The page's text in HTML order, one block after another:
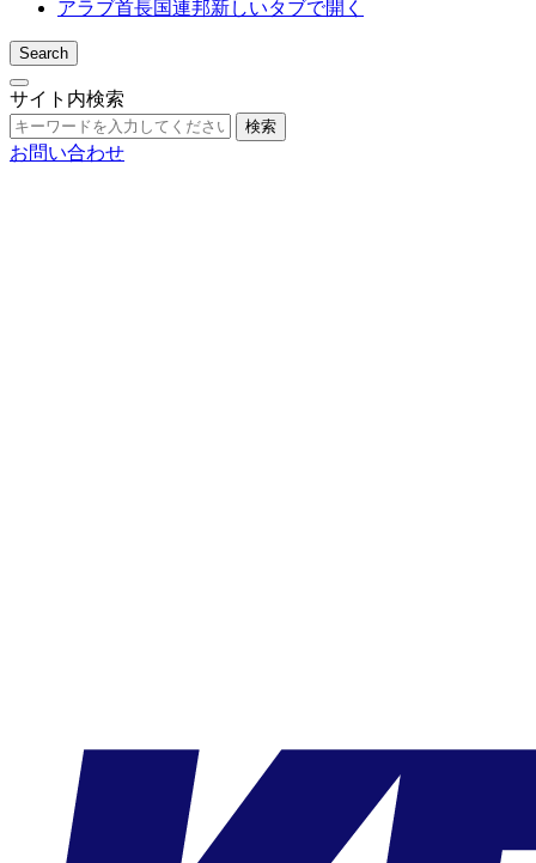
アラブ首長国連邦新しいタブで開く
Search
サイト内検索
検索
お問い合わせ